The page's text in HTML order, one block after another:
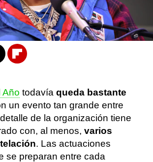
13 de marzo de 2024, 11:41
Flipboard
Año todavía queda bastante
un evento tan grande entre
de la organización tiene
con, al menos, varios
. Las actuaciones
se preparan entre cada